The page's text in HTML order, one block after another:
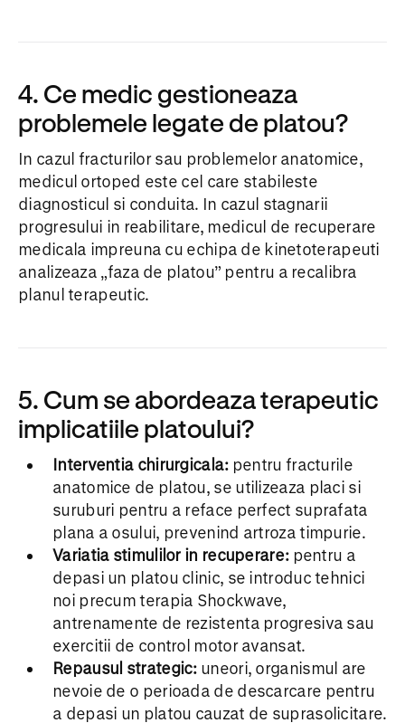
4. Ce medic gestioneaza
problemele legate de platou?
In cazul fracturilor sau problemelor anatomice,
medicul ortoped este cel care stabileste
diagnosticul si conduita. In cazul stagnarii
progresului in reabilitare, medicul de recuperare
medicala impreuna cu echipa de kinetoterapeuti
analizeaza „faza de platou” pentru a recalibra
planul terapeutic.
5. Cum se abordeaza terapeutic
implicatiile platoului?
Interventia chirurgicala:pentru fracturile
anatomice de platou, se utilizeaza placi si
suruburi pentru a reface perfect suprafata
plana a osului, prevenind artroza timpurie.
Variatia stimulilor in recuperare:pentru a
depasi un platou clinic, se introduc tehnici
noi precum terapia Shockwave,
antrenamente de rezistenta progresiva sau
exercitii de control motor avansat.
Repausul strategic:uneori, organismul are
nevoie de o perioada de descarcare pentru
a depasi un platou cauzat de suprasolicitare.